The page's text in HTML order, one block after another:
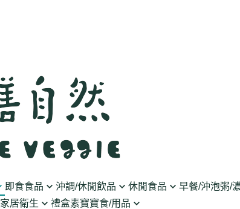
即食食品 沖調/休閒飲品 休閒食品 早餐/沖泡粥/
家居衛生 禮盒素寶寶食/用品